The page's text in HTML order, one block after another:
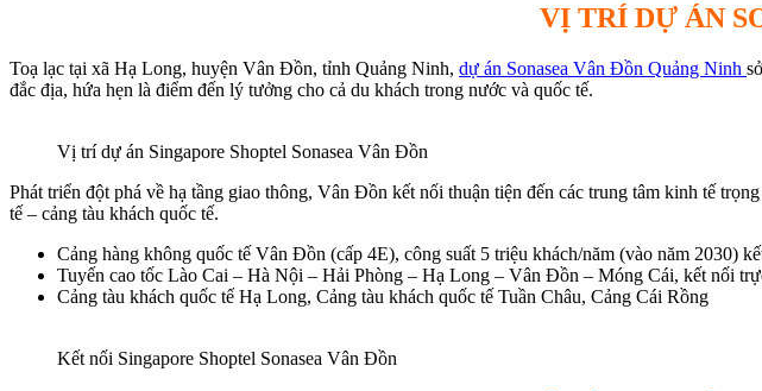
VỊ TRÍ DỰ ÁN
Toạ lạc tại xã Hạ Long, huyện Vân Đồn, tỉnh Quảng Ninh, dự án Sonasea Vân Đồn Quảng Ninh
đắc địa, hứa hẹn là điểm đến lý tưởng cho cả du khách trong nước và quốc tế.
Vị trí dự án Singapore Shoptel Sonasea Vân Đồn
Phát triển đột phá về hạ tầng giao thông, Vân Đồn kết nối thuận tiện đến các trung tâm kinh tế
tế – cảng tàu khách quốc tế.
Cảng hàng không quốc tế Vân Đồn (cấp 4E), công suất 5 triệu khách/năm (vào năm 2030)
Tuyến cao tốc Lào Cai – Hà Nội – Hải Phòng – Hạ Long – Vân Đồn – Móng Cái, kết nối
Cảng tàu khách quốc tế Hạ Long, Cảng tàu khách quốc tế Tuần Châu, Cảng Cái Rồng
Kết nối Singapore Shoptel Sonasea Vân Đồn